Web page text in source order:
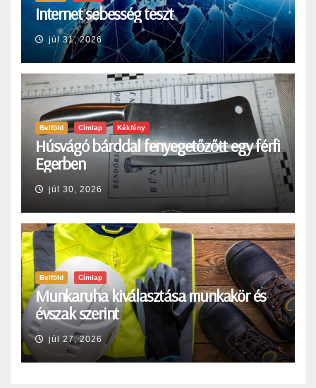
Internet sebesség teszt
júl 31, 2026
Belföld Címlap Kékfény
Húsvágó bárddal fenyegetőzőtt egy férfi
Egerben
júl 30, 2026
Belföld Címlap
Munkaruha kiválasztása munkakör és
évszak szerint
júl 27, 2026